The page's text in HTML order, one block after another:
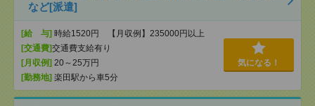
など[派遣]
[給 与] 時給1520円 【月収例】235000円以上
[交通費]交通費支給有り
[月収例] 20～25万円
[勤務地] 楽田駅から車5分
気になる！